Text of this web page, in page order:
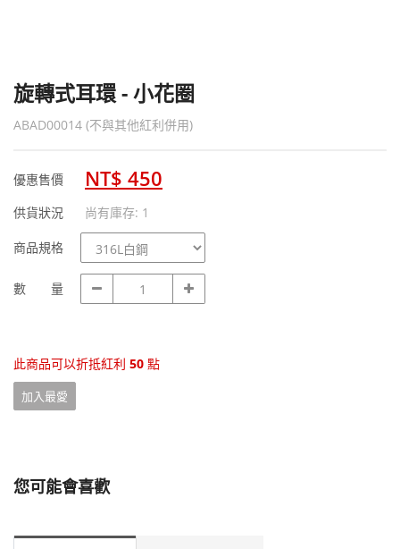
旋轉式耳環 - 小花圈
ABAD00014 (不與其他紅利併用)
優惠售價 NT$ 450
供貨狀況 尚有庫存: 1
商品規格
商
品
規
數 量
數
量
此商品可以折抵紅利 50 點
加入最愛
您可能會喜歡